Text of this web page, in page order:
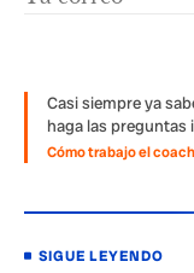
Casi siempre ya
haga las preguntas
Cómo trabajo el
SIGUE LEYENDO